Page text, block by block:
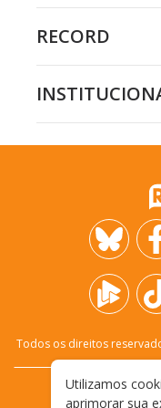
RECORD
Todos os direitos
Utilizamos
aprimorar sua